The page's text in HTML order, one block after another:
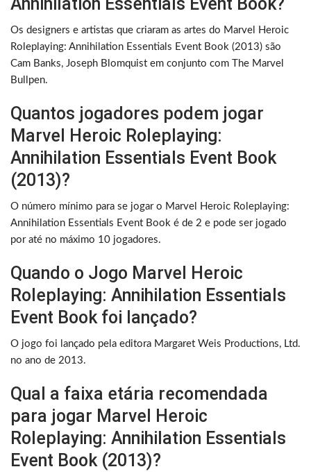
Os designers e artistas que criaram as artes do Marvel Heroic
Roleplaying: Annihilation Essentials Event Book (2013) são
Cam Banks, Joseph Blomquist em conjunto com The Marvel
Bullpen.
Quantos jogadores podem jogar
Marvel Heroic Roleplaying:
Annihilation Essentials Event Book
(2013)?
O número mínimo para se jogar o Marvel Heroic Roleplaying:
Annihilation Essentials Event Book é de 2 e pode ser jogado
por até no máximo 10 jogadores.
Quando o Jogo Marvel Heroic
Roleplaying: Annihilation Essentials
Event Book foi lançado?
O jogo foi lançado pela editora Margaret Weis Productions, Ltd.
no ano de 2013.
Qual a faixa etária recomendada
para jogar Marvel Heroic
Roleplaying: Annihilation Essentials
Event Book (2013)?